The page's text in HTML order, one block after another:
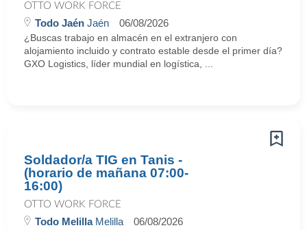
OTTO WORK FORCE
Todo Jaén Jaén 06/08/2026
¿Buscas trabajo en almacén en el extranjero con
alojamiento incluido y contrato estable desde el primer día?
GXO Logistics, líder mundial en logística, ...
Soldador/a TIG en Tanis -
(horario de mañana 07:00-
16:00)
OTTO WORK FORCE
Todo MelillaMelilla 06/08/2026